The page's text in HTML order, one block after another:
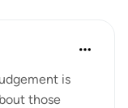
is
those